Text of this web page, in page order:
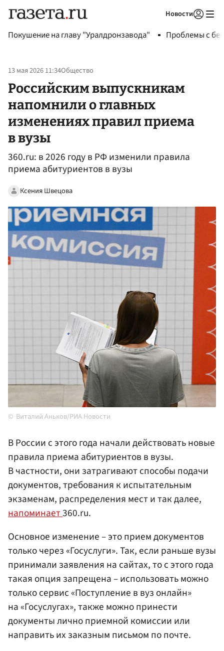
Новости
Покушение на главу "Уралдронзавода" Проблемы с
13 мая 2026 11:34Общество
Российским выпускникам
напомнили о главных
изменениях правил приема
в вузы
360.ru: в 2026 году в РФ изменили правила
приема абитуриентов в вузы
Ксения Швецова
Виталий Аньков/РИА Новости
В России с этого года начали действовать новые
правила приема абитуриентов в вузы.
В частности, они затрагивают способы подачи
документов, требования к испытательным
экзаменам, распределения мест и так далее,
напоминает360.ru.
Основное изменение – это прием документов
только через «Госуслуги». Так, если раньше вузы
принимали заявления на сайтах, то с этого года
такая опция запрещена – использовать можно
только сервис «Поступление в вуз онлайн»
на «Госуслугах», также можно принести
документы лично приемной комиссии или
направить их заказным письмом по почте.